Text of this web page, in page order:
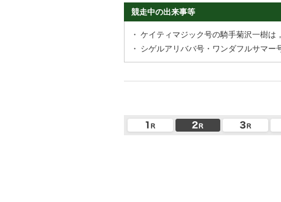
競走中の出来事等
・ ケイティマジック号の騎手菊沢一樹は
・ シゲルアリババ号・ワンダフルサマー